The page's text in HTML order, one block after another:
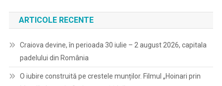
ARTICOLE RECENTE
Craiova devine, în perioada 30 iulie – 2 august 2026, capitala
padelului din România
O iubire construită pe crestele munților. Filmul „Hoinari prin